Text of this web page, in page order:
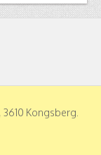
Kongsberg.